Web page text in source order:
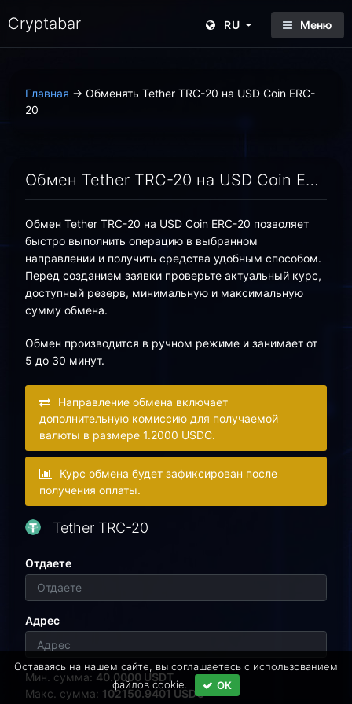
Cryptabar Меню
RU
Главная → Обменять Tether TRC-20 на USD Coin ERC-
20
Обмен Tether TRC-20 на USD Coin ERC-20 онлайн — выгодный курс | Cryptabar
Обмен Tether TRC-20 на USD Coin ERC-20 позволяет
быстро выполнить операцию в выбранном
направлении и получить средства удобным способом.
Перед созданием заявки проверьте актуальный курс,
доступный резерв, минимальную и максимальную
сумму обмена.
Обмен производится в ручном режиме и занимает от
5 до 30 минут.
Направление обмена включает
дополнительную комиссию для получаемой
валюты в размере 1.2000 USDC.
Курс обмена будет зафиксирован после
получения оплаты.
Tether TRC-20
Отдаете
Адрес
Мин. сумма: 40.0000 USDT
Макс. сумма: 102150.9401 USDC
Оставаясь на нашем сайте, вы соглашаетесь c использованием
файлов cookie.
ОК